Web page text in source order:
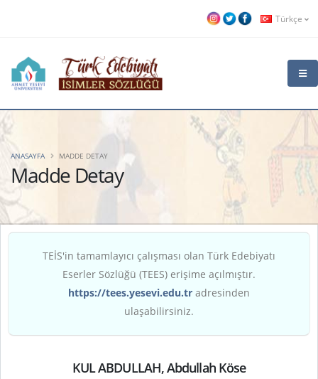
Türkçe
Madde Detay
ANASAYFA MADDE DETAY
TEİS'in tamamlayıcı çalışması olan Türk Edebiyatı
Eserler Sözlüğü (TEES) erişime açılmıştır.
https://tees.yesevi.edu.tr adresinden
ulaşabilirsiniz.
KUL ABDULLAH, Abdullah Köse